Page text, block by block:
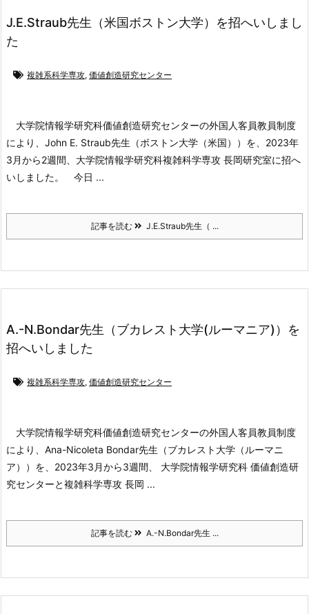
J.E.Straub先生（米国ボストン大学）を招へいしまし
た
複雑系科学専攻, 価値創造研究センター
大学院情報学研究科価値創造研究センターの外国人客員教員制度
により、John E. Straub先生（ボストン大学（米国））を、2023年
3月から2週間、大学院情報学研究科複雑科学専攻 長岡研究室に招へ
いしました。
今日 ...
記事を読む J.E.Straub先生（ ...
A.-N.Bondar先生（ブカレスト大学(ルーマニア)）を
招へいしました
複雑系科学専攻, 価値創造研究センター
大学院情報学研究科価値創造研究センターの外国人客員教員制度
により、Ana-Nicoleta Bondar先生（ブカレスト大学（ルーマニ
ア））を、2023年3月から3週間、 大学院情報学研究科 価値創造研
究センターと複雑科学専攻 長岡 ...
記事を読む A.-N.Bondar先生 ...